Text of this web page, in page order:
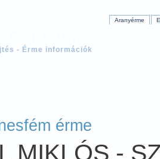
- Érme információk
Aranyérme
érme
MIKLÓS -